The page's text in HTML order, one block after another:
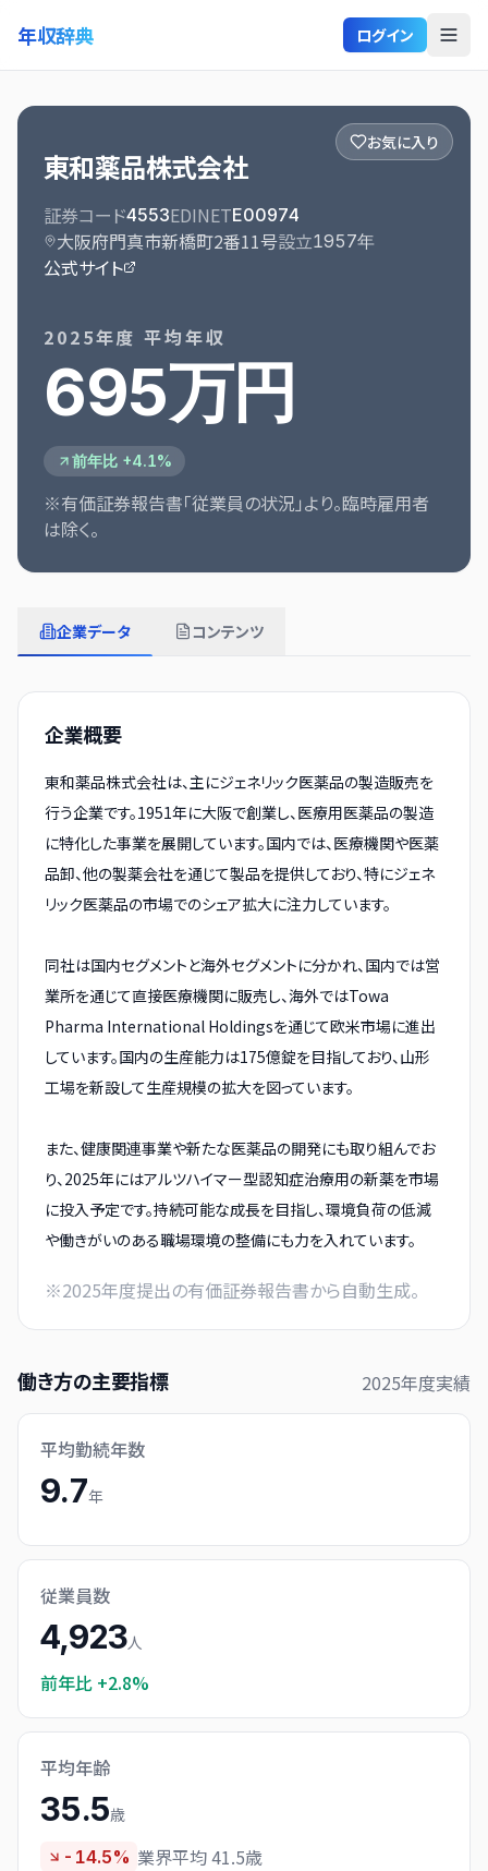
年収辞典 ログイン
お気に入り
東和薬品株式会社
証券コード4553EDINETE00974
大阪府門真市新橋町2番11号設立1957年
公式サイト
2025年度 平均年収
695万円
前年比 +4.1%
※有価証券報告書「従業員の状況」より。臨時雇用者
は除く。
企業データ コンテンツ
企業概要
東和薬品株式会社は、主にジェネリック医薬品の製造販売を
行う企業です。1951年に大阪で創業し、医療用医薬品の製造
に特化した事業を展開しています。国内では、医療機関や医薬
品卸、他の製薬会社を通じて製品を提供しており、特にジェネ
リック医薬品の市場でのシェア拡大に注力しています。
同社は国内セグメントと海外セグメントに分かれ、国内では営
業所を通じて直接医療機関に販売し、海外ではTowa
Pharma International Holdingsを通じて欧米市場に進出
しています。国内の生産能力は175億錠を目指しており、山形
工場を新設して生産規模の拡大を図っています。
また、健康関連事業や新たな医薬品の開発にも取り組んでお
り、2025年にはアルツハイマー型認知症治療用の新薬を市場
に投入予定です。持続可能な成長を目指し、環境負荷の低減
や働きがいのある職場環境の整備にも力を入れています。
※2025年度提出の有価証券報告書から自動生成。
働き方の主要指標 2025年度実績
平均勤続年数
9.7年
従業員数
4,923人
前年比 +2.8%
平均年齢
35.5歳
-14.5% 業界平均 41.5歳